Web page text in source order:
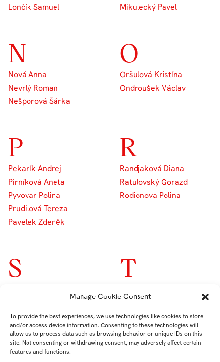
Manage Cookie Consent
To provide the best experiences, we use technologies like cookies to store
and/or access device information. Consenting to these technologies will
allow us to process data such as browsing behavior or unique IDs on this
site. Not consenting or withdrawing consent, may adversely affect certain
features and functions.
Lončík Samuel
Mikulecký Pavel
N
Nová Anna
Nevrlý Roman
Nešporová Šárka
O
Oršulová Kristína
Ondroušek Václav
P
Pekarík Andrej
Pirníková Aneta
Pyvovar Polina
Prudilová Tereza
Pavelek Zdeněk
R
Randjaková Diana
Ratulovský Gorazd
Rodionova Polina
S
Sučik Dávid
Štěpáníková Gabriela
Šrotíř Kamil
Stöhr Kryštof
T
Tichý Tomáš